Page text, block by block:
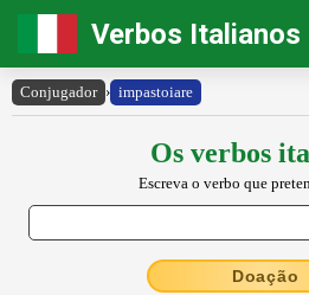
Verbos Italianos
Conjugador › impastoiare
Os verbos
Escreva o verbo que
Doação